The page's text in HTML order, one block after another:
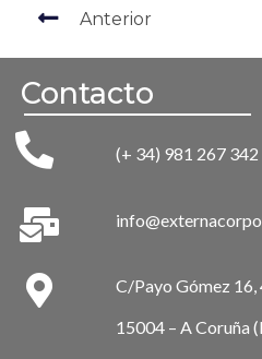
Anterior
Contacto
(+ 34) 981 267 342
C/Payo Gómez 16,
15004 – A Coruña